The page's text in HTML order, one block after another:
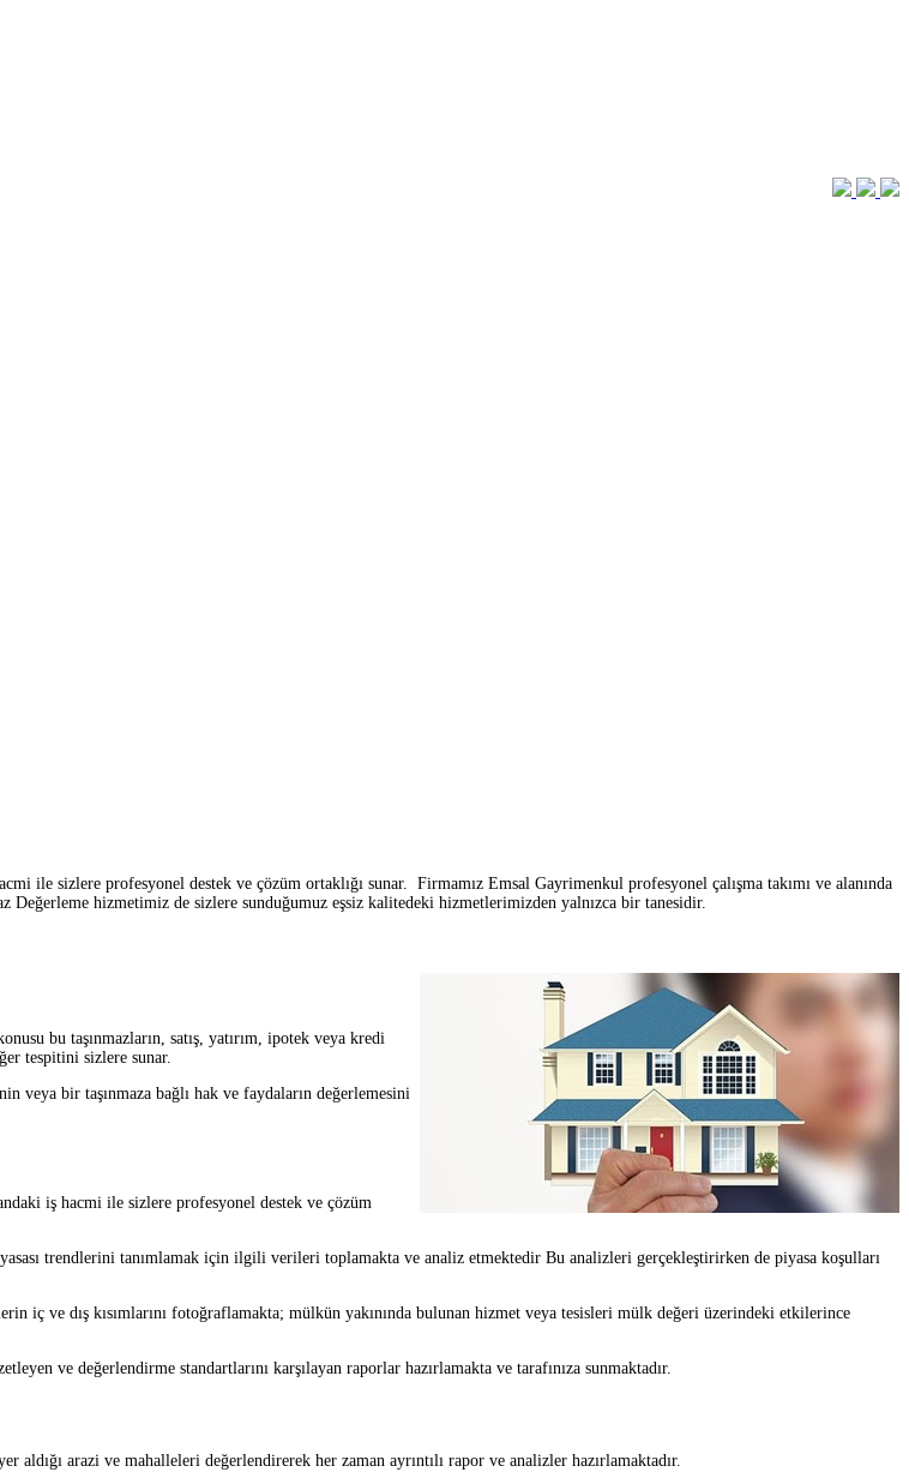
sizlere profesyonel destek ve çözüm ortaklığı sunar. Firmamız Emsal Gayrimenkul profesyonel çalışma takımı ve alanında
Değerleme hizmetimiz de sizlere sunduğumuz eşsiz kalitedeki hizmetlerimizden yalnızca bir tanesidir.
bu taşınmazların, satış, yatırım, ipotek veya kredi
tespitini sizlere sunar.
veya bir taşınmaza bağlı hak ve faydaların değerlemesini
iş hacmi ile sizlere profesyonel destek ve çözüm
trendlerini tanımlamak için ilgili verileri toplamakta ve analiz etmektedir Bu analizleri gerçekleştirirken de piyasa koşulları
iç ve dış kısımlarını fotoğraflamakta; mülkün yakınında bulunan hizmet veya tesisleri mülk değeri üzerindeki etkilerince
ve değerlendirme standartlarını karşılayan raporlar hazırlamakta ve tarafınıza sunmaktadır.
arazi ve mahalleleri değerlendirerek her zaman ayrıntılı rapor ve analizler hazırlamaktadır.